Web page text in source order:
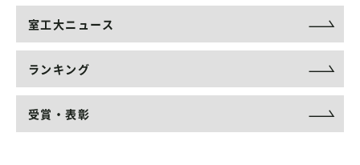
室工大ニュース
ランキング
受賞・表彰